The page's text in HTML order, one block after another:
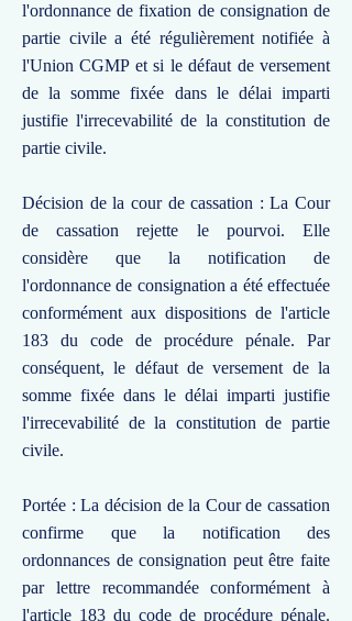
l'ordonnance de fixation de consignation de
partie civile a été régulièrement notifiée à
l'Union CGMP et si le défaut de versement
de la somme fixée dans le délai imparti
justifie l'irrecevabilité de la constitution de
partie civile.
Décision de la cour de cassation : La Cour
de cassation rejette le pourvoi. Elle
considère que la notification de
l'ordonnance de consignation a été effectuée
conformément aux dispositions de l'article
183 du code de procédure pénale. Par
conséquent, le défaut de versement de la
somme fixée dans le délai imparti justifie
l'irrecevabilité de la constitution de partie
civile.
Portée : La décision de la Cour de cassation
confirme que la notification des
ordonnances de consignation peut être faite
par lettre recommandée conformément à
l'article 183 du code de procédure pénale.